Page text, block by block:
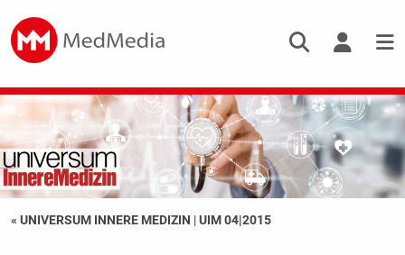
« UNIVERSUM INNERE MEDIZIN |UIM 04|2015